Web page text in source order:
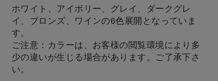
ホワイト、アイボリー、グレイ、ダークグレ
イ、ブロンズ、ワインの6色展開となっていま
す。
ご注意：カラーは、お客様の閲覧環境により多
少の違いが生じる場合があります。ご了承下さ
い。